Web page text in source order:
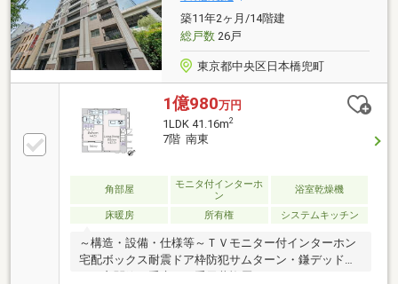
築11年2ヶ月/14階建
総戸数26戸
東京都中央区日本橋兜町
1億980万円
1LDK 41.16m2
7階 南東
角部屋
モニタ付インターホ
ン
浴室乾燥機
床暖房 所有権 システムキッチン
～構造・設備・仕様等～ＴＶモニター付インターホン
宅配ボックス耐震ドア枠防犯サムターン・鎌デッドボ
ルト玄関錠二重床・二重天井複層ガラス（ペアガラ